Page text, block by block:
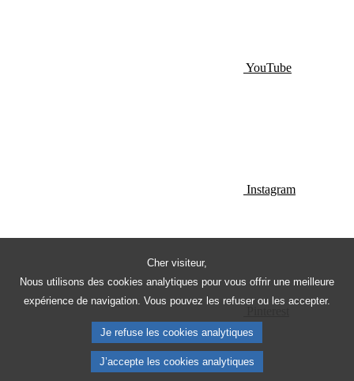
Cher visiteur,
Nous utilisons des cookies analytiques pour vous offrir une meilleure
expérience de navigation. Vous pouvez les refuser ou les accepter.
Je refuse les cookies analytiques
J’accepte les cookies analytiques
YouTube
Instagram